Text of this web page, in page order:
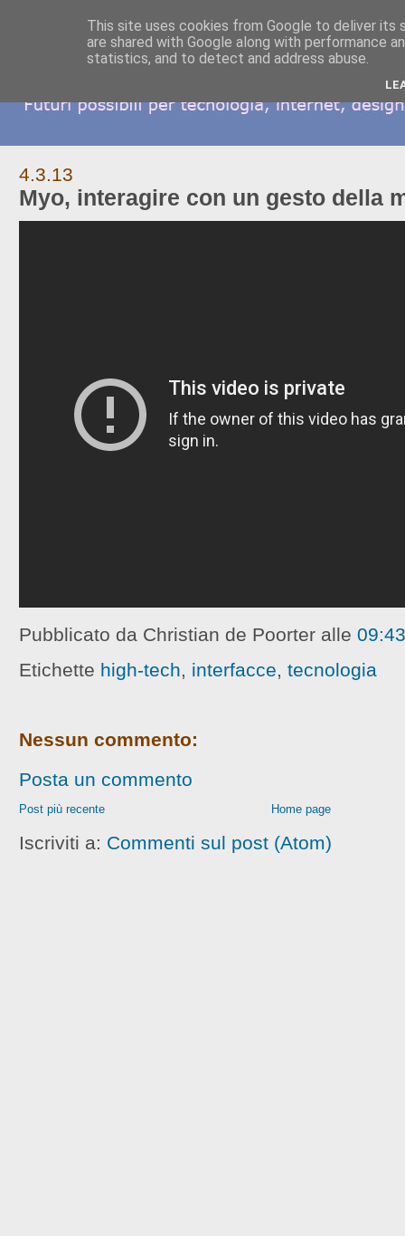
4.3.13
Myo, interagire con un gesto della
Pubblicato da Christian de Poorter alle 09:43
Etichette high-tech, interfacce, tecnologia
Nessun commento:
Posta un commento
Post più recente Home page
Iscriviti a: Commenti sul post (Atom)
This site uses cookies from Google to deliver its
are shared with Google along with performance
statistics, and to detect and address abuse.